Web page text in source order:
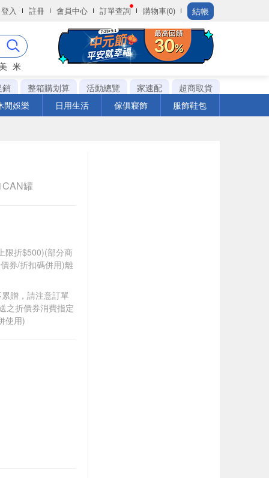
登入 註冊 會員中心 訂單查詢 購物車(0) 結帳
米
銷
整箱購划算 活動總覽 家速配
超商取貨
閒娛樂
日用生活 傢俱寢飾 服飾鞋包
罐
限折$500)(部分商
券/折扣碼併用)離
贈，請注意訂單
之折價券消費指定
使用)